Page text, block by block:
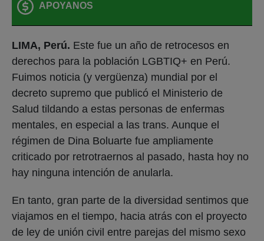
APOYANOS
LIMA, Perú. Este fue un año de retrocesos en
derechos para la población LGBTIQ+ en Perú.
Fuimos noticia (y vergüenza) mundial por el
decreto supremo que publicó el Ministerio de
Salud tildando a estas personas de enfermas
mentales, en especial a las trans. Aunque el
régimen de Dina Boluarte fue ampliamente
criticado por retrotraernos al pasado, hasta hoy no
hay ninguna intención de anularla.
En tanto, gran parte de la diversidad sentimos que
viajamos en el tiempo, hacia atrás con el proyecto
de ley de unión civil entre parejas del mismo sexo